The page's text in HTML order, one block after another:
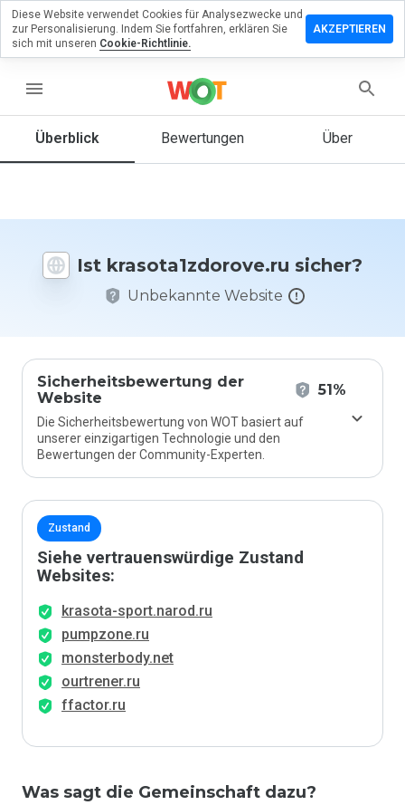
menu
Überblick Bewertungen Über
Ist krasota1zdorove.ru sicher?
Unbekannte Website
Sicherheitsbewertung der
Website
51%
Die Sicherheitsbewertung von WOT basiert auf
unserer einzigartigen Technologie und den
Bewertungen der Community-Experten.
Zustand
Siehe vertrauenswürdige Zustand
Websites:
krasota-sport.narod.ru
pumpzone.ru
monsterbody.net
ourtrener.ru
ffactor.ru
Was sagt die Gemeinschaft dazu?
Sie
zu
Wie
Website
Skala von
1 bis 5
bewerten?
Diese Website verwendet Cookies für Analysezwecke und
zur Personalisierung. Indem Sie fortfahren, erklären Sie
sich mit unseren Cookie-Richtlinie.
AKZEPTIEREN